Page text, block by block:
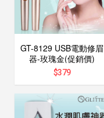
GT-8129 USB電動修眉
器-玫瑰金(促銷價)
$379